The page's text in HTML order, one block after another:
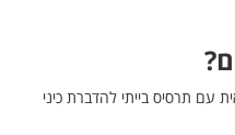
עם תרסיס בייתי להדברת כיני